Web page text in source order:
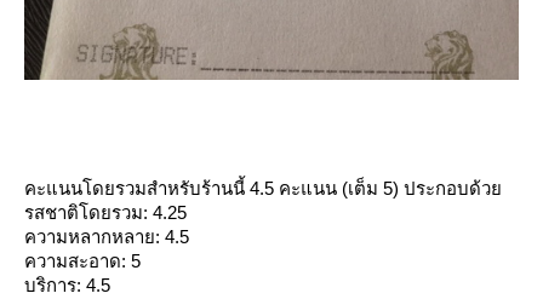
คะแนนโดยรวมสำหรับร้านนี้ 4.5 คะแนน (เต็ม 5) ประกอบด้ว
รสชาติโดยรวม: 4.25
ความหลากหลาย: 4.5
ความสะอาด: 5
บริการ: 4.5